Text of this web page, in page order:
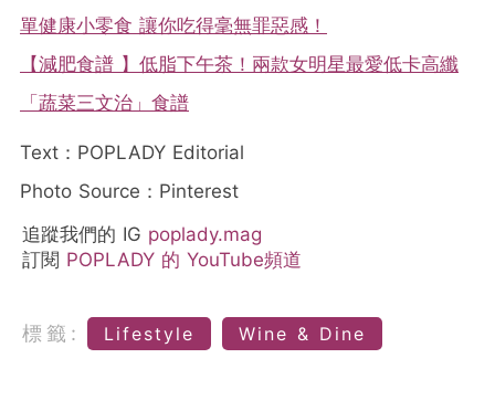
單健康小零食 讓你吃得毫無罪惡感！
【減肥食譜 】低脂下午茶！兩款女明星最愛低卡高纖
「蔬菜三文治」食譜
Text：POPLADY Editorial
Photo Source：Pinterest
追蹤我們的 IG poplady.mag
訂閱 POPLADY 的 YouTube頻道
標籤: Lifestyle Wine & Dine